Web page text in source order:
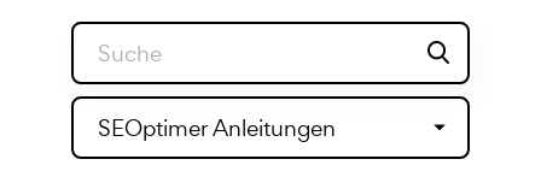
SEOptimer Anleitungen